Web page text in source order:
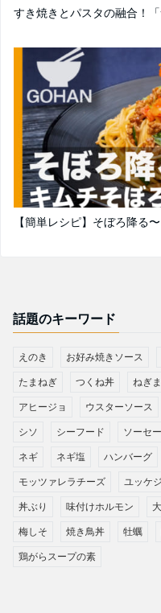
すき焼きとパスタの融合！
【簡単レシピ】そぼろ降る
話題のキーワード
えのき お好み焼きソース
たまねぎ つくね丼 ねぎま
アヒージョ ウスターソース
シソ シーフード ソーセ
ネギ ネギ塩 ハンバーグ
モッツァレラチーズ ユッケ
丼ぶり 味付けホルモン
梅しそ 焼き鳥丼 牡蠣
鶏がらスープの素